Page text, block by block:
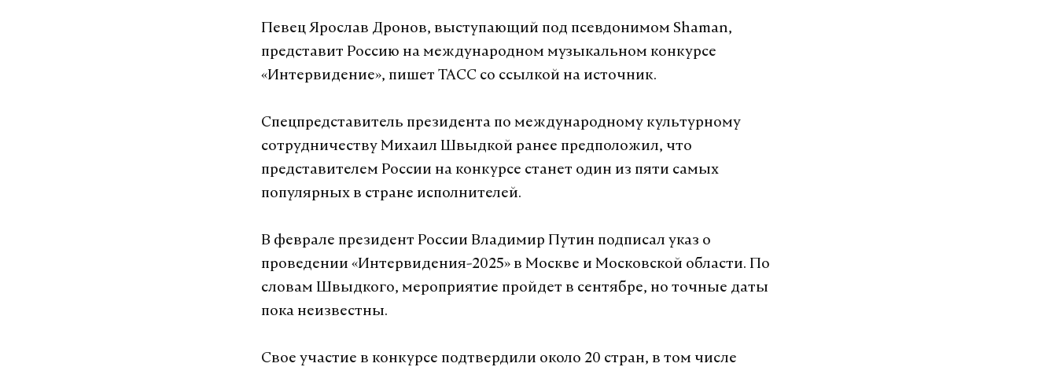
Певец Ярослав Дронов, выступающий под псевдонимом Shaman,
представит Россию на международном музыкальном конкурсе
«Интервидение», пишет ТАСС со ссылкой на источник.
Спецпредставитель президента по международному культурному
сотрудничеству Михаил Швыдкой ранее предположил, что
представителем России на конкурсе станет один из пяти самых
популярных в стране исполнителей.
В феврале президент России Владимир Путин подписал указ о
проведении «Интервидения-2025» в Москве и Московской области. По
словам Швыдкого, мероприятие пройдет в сентябре, но точные даты
пока неизвестны.
Свое участие в конкурсе подтвердили около 20 стран, в том числе